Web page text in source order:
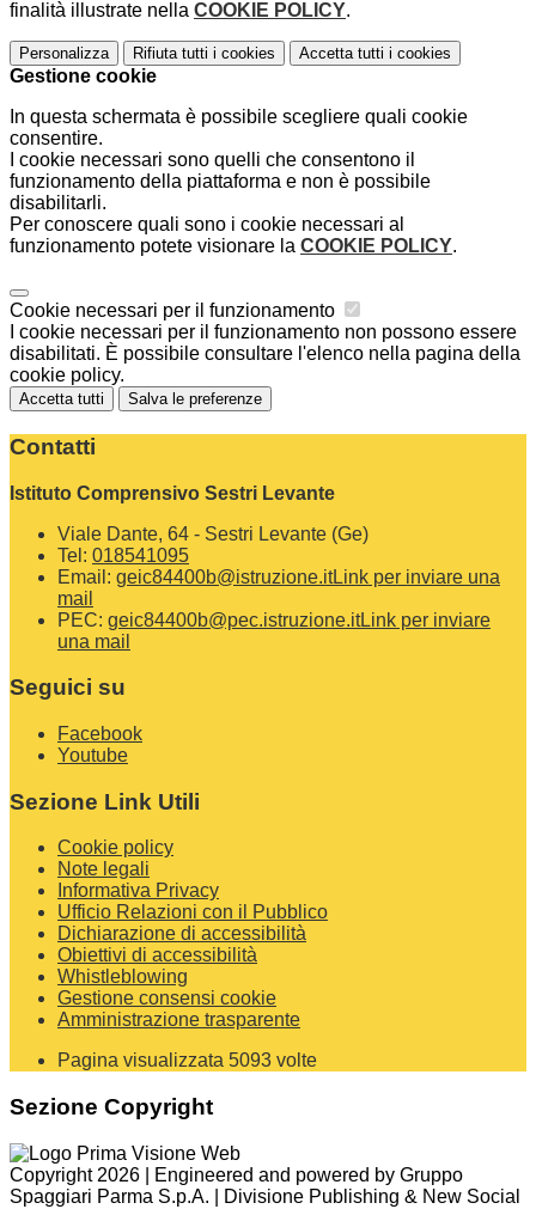
finalità illustrate nella COOKIE POLICY.
Personalizza Rifiuta tutti i cookies Accetta tutti i cookies
Gestione cookie
In questa schermata è possibile scegliere quali cookie
consentire.
I cookie necessari sono quelli che consentono il
funzionamento della piattaforma e non è possibile
disabilitarli.
Per conoscere quali sono i cookie necessari al
funzionamento potete visionare la COOKIE POLICY.
Cookie necessari per il funzionamento
I cookie necessari per il funzionamento non possono essere
disabilitati. È possibile consultare l'elenco nella pagina della
cookie policy.
Accetta tutti Salva le preferenze
Contatti
Istituto Comprensivo Sestri Levante
Viale Dante, 64 - Sestri Levante (Ge)
Tel: 018541095
Email: geic84400b@istruzione.itLink per inviare una
mail
PEC: geic84400b@pec.istruzione.itLink per inviare
una mail
Seguici su
Facebook
Youtube
Sezione Link Utili
Cookie policy
Note legali
Informativa Privacy
Ufficio Relazioni con il Pubblico
Dichiarazione di accessibilità
Obiettivi di accessibilità
Whistleblowing
Gestione consensi cookie
Amministrazione trasparente
Pagina visualizzata 5093 volte
Sezione Copyright
Copyright 2026 | Engineered and powered by Gruppo
Spaggiari Parma S.p.A. | Divisione Publishing & New Social